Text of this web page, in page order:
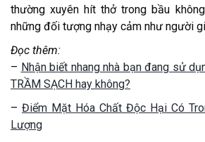
thường xuyên hít thở trong bầu
những đối tượng nhạy cảm như người
Đọc thêm:
– Nhận biết nhang nhà bạn đang sử
TRẦM SẠCH hay không?
– Điểm Mặt Hóa Chất Độc Hại Có
Lượng